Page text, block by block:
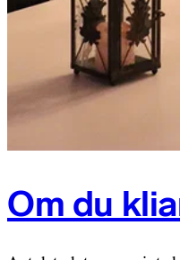
Om du